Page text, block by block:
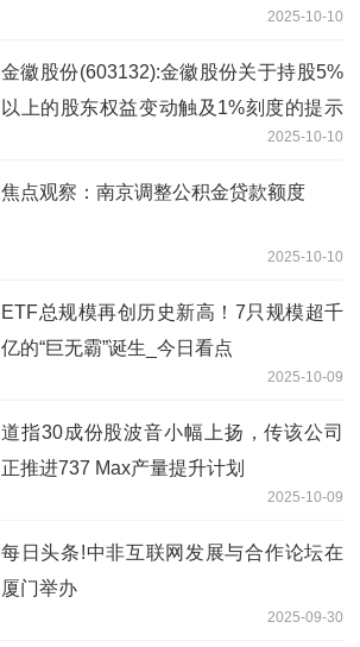
2025-10-10
金徽股份(603132):金徽股份关于持股5%
以上的股东权益变动触及1%刻度的提示
2025-10-10
焦点观察：南京调整公积金贷款额度
2025-10-10
ETF总规模再创历史新高！7只规模超千
亿的“巨无霸”诞生_今日看点
2025-10-09
道指30成份股波音小幅上扬，传该公司
正推进737 Max产量提升计划
2025-10-09
每日头条!中非互联网发展与合作论坛在
厦门举办
2025-09-30